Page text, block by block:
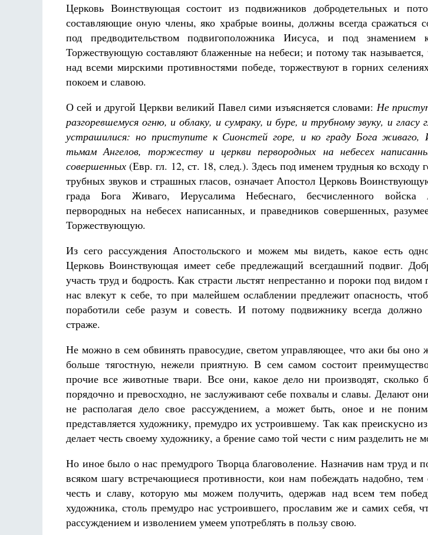
Церковь Воинствующая состоит из подвижников добродетельных и
составляющие оную члены, яко храбрые воины, должны всегда сражаться
под предводительством подвигоположника Иисуса, и под
Торжествующую составляют блаженные на небеси; и потому так называется,
над всеми мирскими противностями победе, торжествуют в горних
покоем и славою.
О сей и другой Церкви великий Павел сими изъясняется словами: Не
разгоревшемуся огню, и облаку, и сумраку, и буре, и трубному звуку, и
устрашилися: но приступите к Сионстей горе, и ко граду Бога живаго,
тьмам Ангелов, торжеству и церкви первородных на небесех
совершенных (Евр. гл. 12, ст. 18, след.). Здесь под именем трудныя ко всходу
трубных звуков и страшных гласов, означает Апостол Церковь
града Бога Живаго, Иерусалима Небеснаго, бесчисленного войска
первородных на небесех написанных, и праведников совершенных,
Торжествующую.
Из сего рассуждения Апостольского и можем мы видеть, какое есть
Церковь Воинствующая имеет себе предлежащий всегдашний подвиг.
участь труд и бодрость. Как страсти льстят непрестанно и пороки под видом
нас влекут к себе, то при малейшем ослаблении предлежит опасность,
поработили себе разум и совесть. И потому подвижнику всегда должно
страже.
Не можно в сем обвинять правосудие, светом управляющее, что аки бы оно
больше тягостную, нежели приятную. В сем самом состоит
прочие все животные твари. Все они, какое дело ни производят,
порядочно и превосходно, не заслуживают себе похвалы и славы. Делают
не располагая дело свое рассуждением, а может быть, оное и не
представляется художнику, премудро их устроившему. Так как преискусно
делает честь своему художнику, а брение само той чести с ним разделить не
Но иное было о нас премудрого Творца благоволение. Назначив нам труд и
всяком шагу встречающиеся противности, кои нам побеждать надобно,
честь и славу, которую мы можем получить, одержав над всем тем
художника, столь премудро нас устроившего, прославим же и самих себя,
рассуждением и изволением умеем употреблять в пользу свою.